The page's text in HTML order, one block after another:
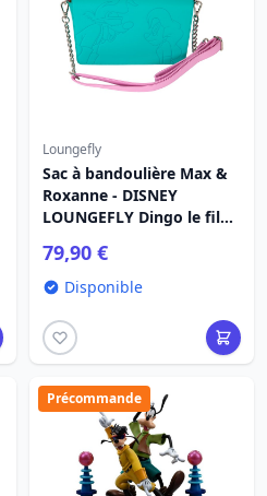
Loungefly
Sac à bandoulière Max &
Roxanne - DISNEY
LOUNGEFLY Dingo le film
79,90 €
Disponible
Précommande